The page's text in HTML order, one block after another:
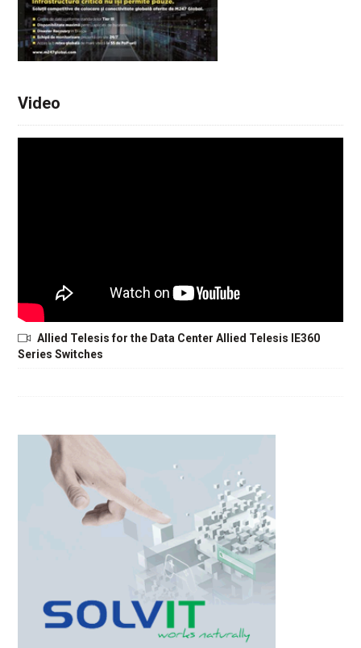
Video
Allied Telesis for the Data Center Allied Telesis IE360
Series Switches